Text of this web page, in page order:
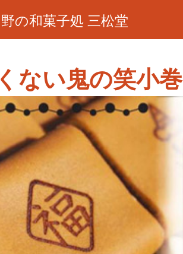
の和菓子処 三松堂
ない鬼の笑小巻